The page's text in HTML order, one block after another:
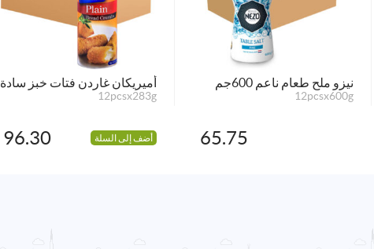
نيزو ملح طعام ناعم 600جم
12pcsx600g
65.75
أميريكان غاردن فتات خبز سادة
12pcsx283g
أضف إلى السلة 96.30